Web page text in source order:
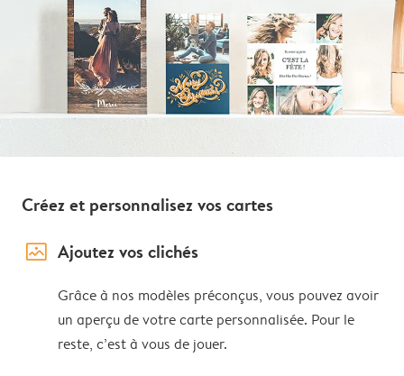
Créez et personnalisez vos cartes
image_placeholder Ajoutez vos clichés
Grâce à nos modèles préconçus, vous pouvez avoir
un aperçu de votre carte personnalisée. Pour le
reste, c’est à vous de jouer.